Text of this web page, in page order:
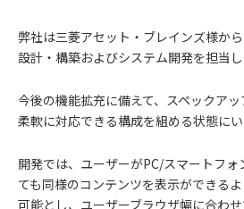
弊社は三菱アセット・ブレインズ様か
設計・構築およびシステム開発を担当し
今後の機能拡充に備えて、スペックア
柔軟に対応できる構成を組める状態にい
開発では、ユーザーがPC/スマートフォ
ても同様のコンテンツを表示ができる
可能とし、ユーザーブラウザ幅に合わ